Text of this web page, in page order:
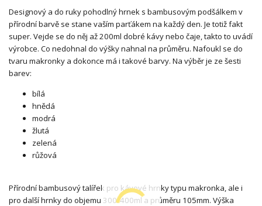
Designový a do ruky pohodlný hrnek s bambusovým podšálkem v
přírodní barvě se stane vaším parťákem na každý den. Je totiž fakt
super. Vejde se do něj až 200ml dobré kávy nebo čaje, takto to uvádí
výrobce. Co nedohnal do výšky nahnal na průměru. Nafoukl se do
tvaru makronky a dokonce má i takové barvy. Na výběr je ze šesti
barev:
bílá
hnědá
modrá
žlutá
zelená
růžová
Přírodní bambusový talířek pro kávové hrnky typu makronka, ale i
pro další hrnky do objemu 300/400ml a průměru 105mm. Výška